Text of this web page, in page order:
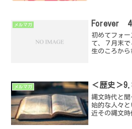
要です。♪【
メルマガ Forever
初めてフォ
て、７月末
生のころか
ネスに社会
メルマガ ＜歴史＞
縄文時代と
始的な人々
近その縄文時